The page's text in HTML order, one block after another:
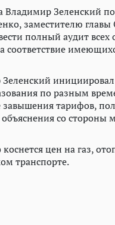
Владимир Зеленский
заместителю главы
полный аудит всех
соответствие
инициировал
по разным
завышения тарифов,
со стороны
цен на газ,
транспорте.